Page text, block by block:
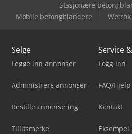
Stasjonære
Mobile betongblandere
Selge
Legge inn annonser
Administrere annonser
Bestille annonsering
Tillitsmerke
Service
Logg inn
FAQ/Hjelp
Kontakt